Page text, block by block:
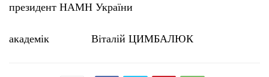
президент НАМН України
академік Віталій ЦИМБАЛЮК